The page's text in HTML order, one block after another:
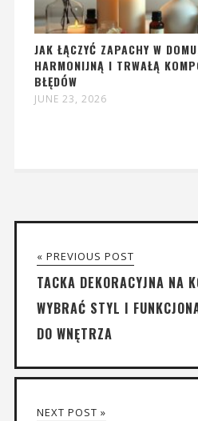
JAK ŁĄCZYĆ ZAPACHY W
HARMONIJNĄ I TRWAŁĄ
BŁĘDÓW
JUNE 23, 2026
« PREVIOUS POST
TACKA DEKORACYJNA NA
WYBRAĆ STYL I
DO WNĘTRZA
NEXT POST »